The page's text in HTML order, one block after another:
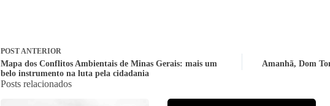
POSTANTERIOR
Mapa dos Conflitos Ambientais de Minas Gerais: mais um
belo instrumento na luta pela cidadania
Amanhã, Dom
Posts relacionados